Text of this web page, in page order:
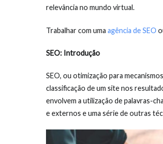
relevância no mundo virtual.
Trabalhar com uma agência de SEO
SEO: Introdução
SEO, ou otimização para
classificação de um site nos
envolvem a utilização de palavras-
e externos e uma série de outras